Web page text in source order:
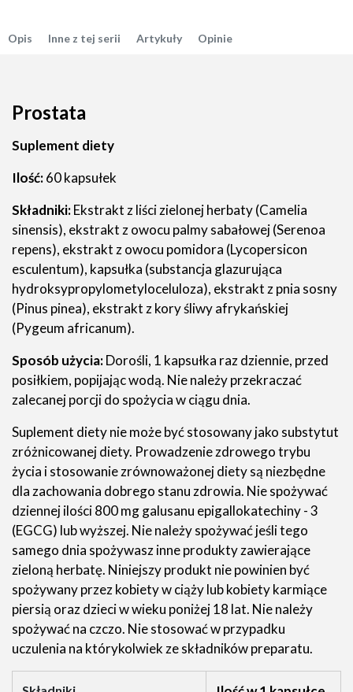
Opis Inne z tej serii Artykuły Opinie
Prostata
Suplement diety
Ilość:60 kapsułek
Składniki:Ekstrakt z liści zielonej herbaty (Camelia
sinensis), ekstrakt z owocu palmy sabałowej (Serenoa
repens), ekstrakt z owocu pomidora (Lycopersicon
esculentum), kapsułka (substancja glazurująca
hydroksypropylometyloceluloza), ekstrakt z pnia sosny
(Pinus pinea), ekstrakt z kory śliwy afrykańskiej
(Pygeum africanum).
Sposób użycia:Dorośli, 1 kapsułka raz dziennie, przed
posiłkiem, popijając wodą. Nie należy przekraczać
zalecanej porcji do spożycia w ciągu dnia.
Suplement diety nie może być stosowany jako substytut
zróżnicowanej diety. Prowadzenie zdrowego trybu
życia i stosowanie zrównoważonej diety są niezbędne
dla zachowania dobrego stanu zdrowia. Nie spożywać
dziennej ilości 800 mg galusanu epigallokatechiny - 3
(EGCG) lub wyższej. Nie należy spożywać jeśli tego
samego dnia spożywasz inne produkty zawierające
zieloną herbatę. Niniejszy produkt nie powinien być
spożywany przez kobiety w ciąży lub kobiety karmiące
piersią oraz dzieci w wieku poniżej 18 lat. Nie należy
spożywać na czczo. Nie stosować w przypadku
uczulenia na którykolwiek ze składników preparatu.